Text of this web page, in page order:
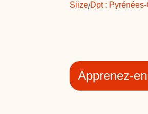
Siize/Dpt :
Apprenez-